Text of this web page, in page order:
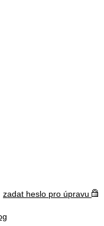
zadat heslo pro úpravu